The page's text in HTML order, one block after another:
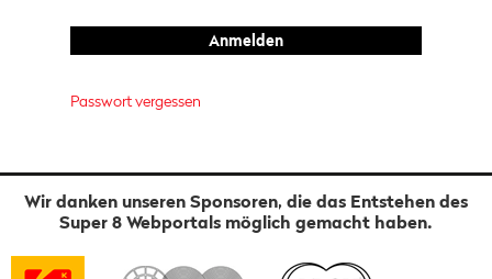
Passwort vergessen
Wir danken unseren Sponsoren, die das Entstehen des
Super 8 Webportals möglich gemacht haben.